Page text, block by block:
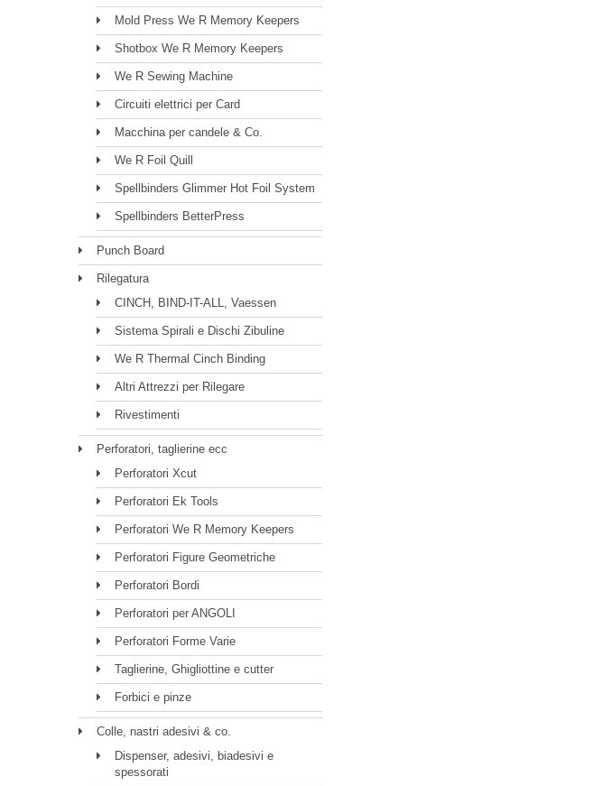
Mold Press We R Memory Keepers
Shotbox We R Memory Keepers
We R Sewing Machine
Circuiti elettrici per Card
Macchina per candele & Co.
We R Foil Quill
Spellbinders Glimmer Hot Foil System
Spellbinders BetterPress
Punch Board
Rilegatura
CINCH, BIND-IT-ALL, Vaessen
Sistema Spirali e Dischi Zibuline
We R Thermal Cinch Binding
Altri Attrezzi per Rilegare
Rivestimenti
Perforatori, taglierine ecc
Perforatori Xcut
Perforatori Ek Tools
Perforatori We R Memory Keepers
Perforatori Figure Geometriche
Perforatori Bordi
Perforatori per ANGOLI
Perforatori Forme Varie
Taglierine, Ghigliottine e cutter
Forbici e pinze
Colle, nastri adesivi & co.
Dispenser, adesivi, biadesivi e
spessorati